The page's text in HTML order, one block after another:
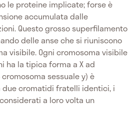
le proteine implicate; forse è
accumulata dalle
Questo grosso superfilamento
delle anse che si riuniscono
visibile. Ogni cromosoma visibile
ha la tipica forma a X ad
sessuale y) è
cromatidi fratelli identici, i
a loro volta un